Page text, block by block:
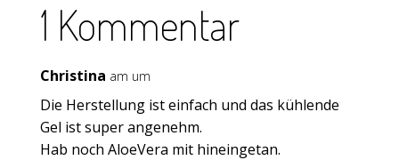
1 Kommentar
Christina am um
Die Herstellung ist einfach und das kühlende
Gel ist super angenehm.
Hab noch AloeVera mit hineingetan.